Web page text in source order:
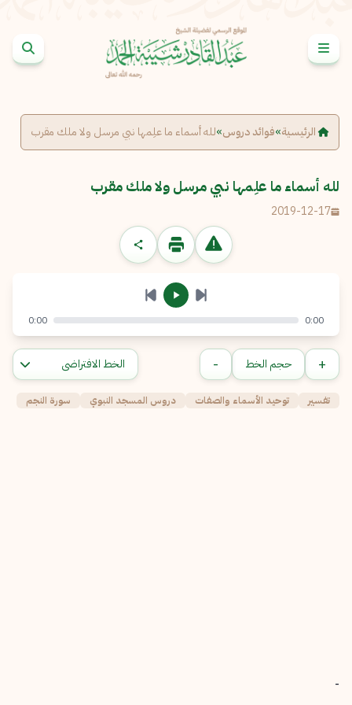
الرئيسية»فوائد دروس»لله أسماء ما علِمها نبي مرسل ولا ملك مقرب
لله أسماء ما علِمها نبي مرسل ولا ملك مقرب
2019-12-17
الإبلاغ عن مشكلة
الرسالة
إرسال إلغاء
0:00
0:00
+ حجم الخط -
تفسير توحيد الأسماء والصفات دروس المسجد النبوي سورة النجم
-